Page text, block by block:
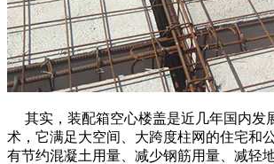
其实，装配箱空心楼盖是近几年国内发
术，它满足大空间、大跨度柱网的住宅和
有节约混凝土用量、减少钢筋用量、减轻